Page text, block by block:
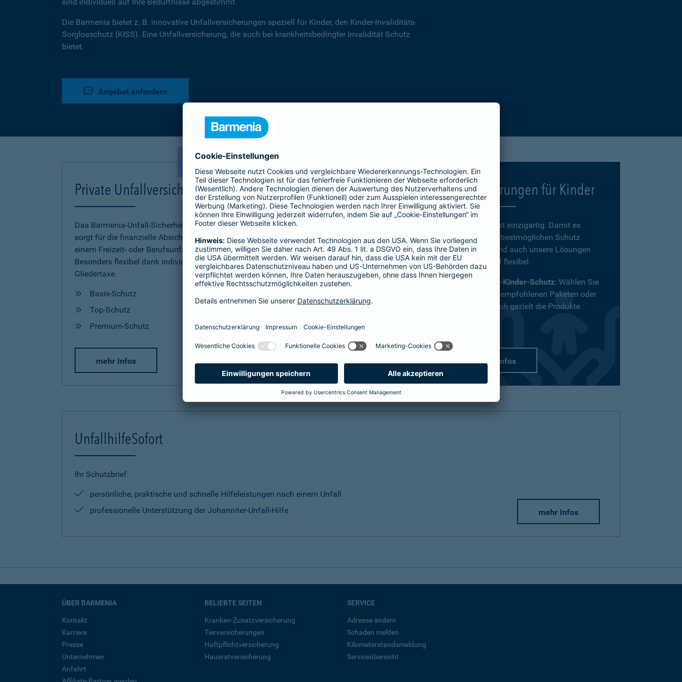
Die Barmenia bietet z. B. innovative Unfallversicherungen speziell für Kinder, den Kinder-Invaliditäts-
Sorglosschutz (KISS). Eine Unfallversicherung, die auch bei krankheitsbedingter Invalidität Schutz
bietet.
Angebot anfordern
NEU!
Private Unfallversicherung
Das Barmenia-Unfall-Sicherheitskonzept
sorgt für die finanzielle Absicherung nach
einem Freizeit- oder Berufsunfall.
Besonders flexibel dank individueller
Gliedertaxe.
Basis-Schutz
Top-Schutz
Premium-Schutz
mehr Infos
Kinder-Invaliditätsschutz
Der Kinder-Invaliditäts-Sorglos-Schutz
(KISS) sichert die finanzielle und soziale
Zukunft Ihrer Kinder bei
krankheits- oder
unfallbedingter Invalidität
Reha-Management inklusive
mehr Infos
Versicherungen für Kinder
Jedes Kind ist einzigartig. Damit es
definitiv den bestmöglichen Schutz
bekommt, sind auch unsere Lösungen
vielfältig und flexibel.
Passend-für-Kinder-Schutz: Wählen Sie
aus unseren empfohlenen Paketen oder
stellen Sie sich gezielt die Produkte
mehr Infos
UnfallhilfeSofort
Ihr Schutzbrief:
persönliche, praktische und schnelle Hilfeleistungen nach einem Unfall
professionelle Unterstützung der Johanniter-Unfall-Hilfe
mehr Infos
ÜBER BARMENIA
Kontakt
Karriere
Presse
Unternehmen
Anfahrt
BELIEBTE SEITEN
Kranken-Zusatzversicherung
Tierversicherungen
Haftpflichtversicherung
Hausratversicherung
SERVICE
Adresse ändern
Schaden melden
Kilometerstandsmeldung
Serviceübersicht